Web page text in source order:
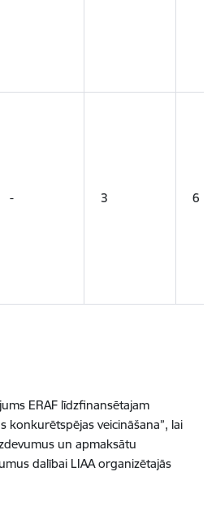
- 3 6
ERAF līdzfinansētajam
konkurētspējas veicināšana”, lai
un apmaksātu
dalībai LIAA organizētajās